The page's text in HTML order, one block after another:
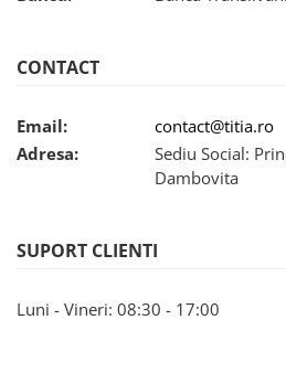
CONTACT
Email:
contact@titia.ro
Adresa:
Sediu Social:
Dambovita
SUPORT CLIENTI
Luni - Vineri: 08:30 - 17:00